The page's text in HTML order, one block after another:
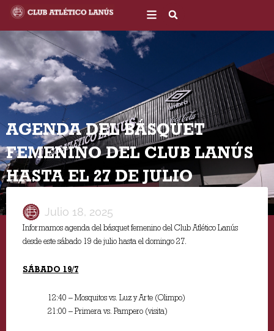
contenido
AGENDA DEL BÁSQUET
FEMENINO DEL CLUB LANÚS
HASTA EL 27 DE JULIO
Julio 18, 2025
Informamos agenda del básquet femenino del Club Atlético Lanús
desde este sábado 19 de julio hasta el domingo 27.
SÁBADO 19/7
12:40 – Mosquitos vs. Luz y Arte (Olimpo)
21:00 – Primera vs. Pampero (visita)